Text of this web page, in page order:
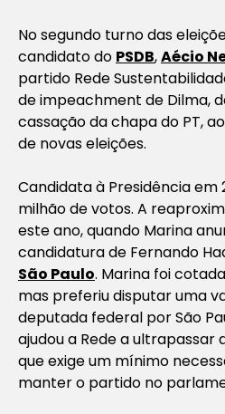
No segundo turno das
candidato do PSDB,Aécio
partido Rede
de impeachment de Dilma,
cassação da chapa do PT,
de novas eleições.
Candidata à Presidência em
milhão de votos. A
este ano, quando Marina
candidatura de Fernando
São Paulo. Marina foi
mas preferiu disputar uma
deputada federal por São
ajudou a Rede a ultrapassar
que exige um mínimo
manter o partido no